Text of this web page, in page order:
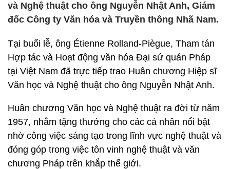
và Nghệ thuật cho ông Nguyễn Nhật Anh, Giám
đốc Công ty Văn hóa và Truyền thông Nhã Nam.
Tại buổi lễ, ông Étienne Rolland-Piègue, Tham tán
Hợp tác và Hoạt động văn hóa Đại sứ quán Pháp
tại Việt Nam đã trực tiếp trao Huân chương Hiệp sĩ
Văn học và Nghệ thuật cho ông Nguyễn Nhật Anh.
Huân chương Văn học và Nghệ thuật ra đời từ năm
1957, nhằm tặng thưởng cho các cá nhân nổi bật
nhờ công việc sáng tạo trong lĩnh vực nghệ thuật và
đóng góp trong việc tôn vinh nghệ thuật và văn
chương Pháp trên khắp thế giới.